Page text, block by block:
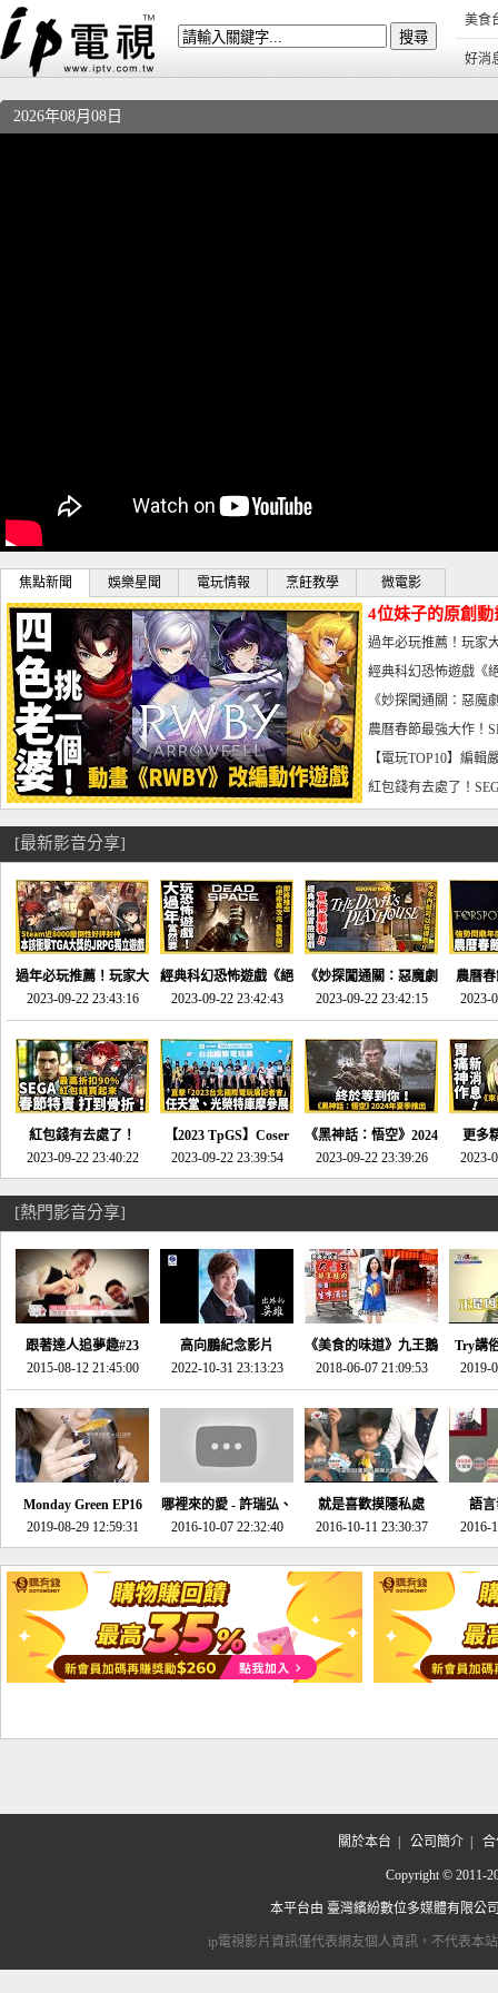
美食
好消
2026年08月08日
焦點新聞 娛樂星聞 電玩情報 烹飪教學 微電影
4位妹子的原創
曝光_電玩宅速配
過年必玩推薦！玩家
宅速配20230126
經典科幻恐怖遊戲《
懼體驗-電玩宅速配
《妙探闖通關：惡
到!!-電玩宅速配
農曆春節最強大作！
電玩宅速配20230123
【電玩TOP10】編
了，封面圖直接雷你
紅包錢有去處了！
宅速配20230119
[最新影音分享]
過年必玩推薦！玩家大
推的JRPG神作《神之
天平》介紹！-電玩宅
速配20230126
2023-09-22 23:43:16
經典科幻恐怖遊戲《絕
命異次元 重製版》重
回「石村號」的恐懼體
驗-電玩宅速配
20230125
2023-09-22 23:42:43
《妙探闖通關：惡魔劇
場》將推出「重製
版」!!!今年就能玩到!!-
電玩宅速配20230124
2023-09-22 23:42:15
農曆
SE社
動作角
電玩宅
2023-
紅包錢有去處了！
SEGA春節特賣 超過85
款遊戲打到骨折-電玩
宅速配20230119
2023-09-22 23:40:22
【2023 TpGS】Coser
和Show Girl搶先看！
直擊展前記者會-電玩
2023-09-22 23:39:54
《黑神話：悟空》2024
年夏季推出！確定不會
延期齁？-電玩宅速配
2023-09-22 23:39:26
更多
《來
金鄉
2023-
[熱門影音分享]
跟著達人追夢趣#23
promo-我想開間咖啡
館(謝佳凌)
2015-08-12 21:45:00
高向鵬紀念影片
2022-10-31 23:13:23
《美食的味道》九王鵝
肉
2018-06-07 21:09:53
Try講
2019-
Monday Green EP16
超意外~環保原來可以
邊玩邊做！
2019-08-29 12:59:31
哪裡來的愛 - 許瑞弘、
李其芬
2016-10-07 22:32:40
就是喜歡摸隱私處
2016-10-11 23:30:37
語
2016-
關於本台 公司簡介| 合
Copyright © 2011-
本平台由 臺灣繽紛數位多媒體有限公
ip電視影片資訊僅代表網友個人資訊，不代表本